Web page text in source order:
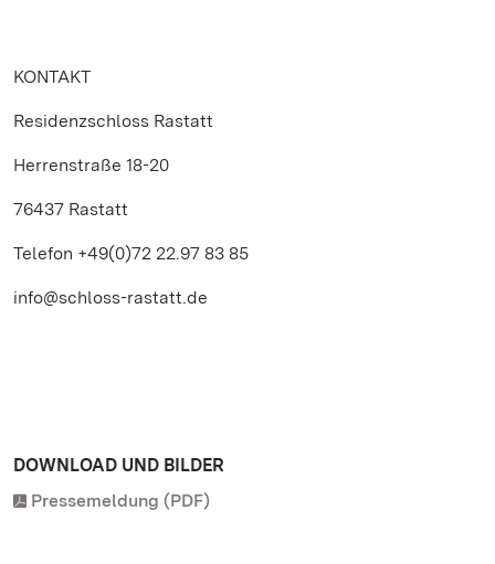
KONTAKT
Residenzschloss Rastatt
Herrenstraße 18-20
76437 Rastatt
Telefon +49(0)72 22.97 83 85
info@schloss-rastatt.de
DOWNLOAD UND BILDER
Pressemeldung (PDF)